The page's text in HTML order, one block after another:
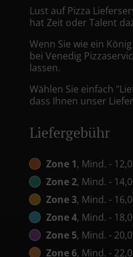
Lust auf Pizza
hat Zeit oder Talent
Wenn Sie wie ein
bei Venedig
lassen.
Wählen Sie einfach
dass Ihnen unser
Liefergebühr
Zone 1, Mind. -
Zone 2, Mind. -
Zone 3, Mind. -
Zone 4, Mind. -
Zone 5, Mind. -
Zone 6, Mind. -